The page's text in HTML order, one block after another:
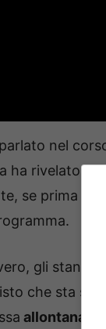
nel
ha rivelato
se prima
gli stanno
che sta
allontanarsi